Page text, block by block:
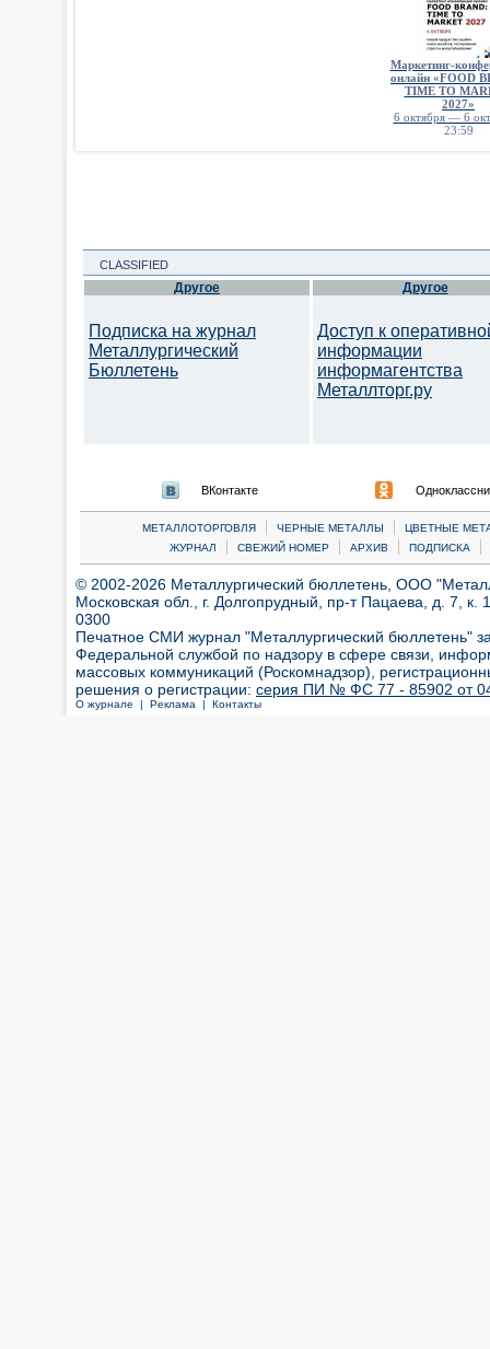
Маркетинг-
онлайн «FOOD
TIME TO
2027»
6 октября — 6
23:59
CLASSIFIED
Другое
Подписка на журнал
Металлургический
Бюллетень
Другое
Доступ к
информации
информагентства
Металлторг.ру
ВКонтакте
МЕТАЛЛОТОРГОВЛЯ | ЧЕРНЫЕ МЕТАЛЛЫ |
ЦВЕТНЫЕ
ЖУРНАЛ
| СВЕЖИЙ НОМЕР | АРХИВ | ПОДПИСКА |
© 2002-2026 Металлургический бюллетень, ООО
Московская обл., г. Долгопрудный, пр-т Пацаева, д. 7,
0300
Печатное СМИ журнал "Металлургический бюллетень"
Федеральной службой по надзору в сфере связи,
массовых коммуникаций (Роскомнадзор),
решения о регистрации: серия ПИ № ФС 77 - 85902 от 04
О журнале | Реклама | Контакты